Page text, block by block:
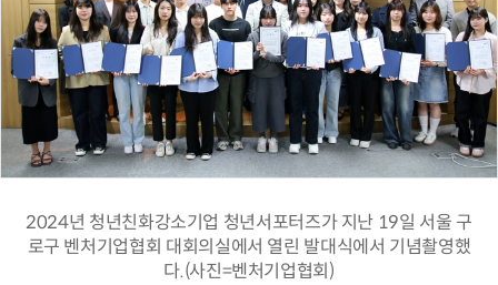
2024년 청년친화강소기업 청년서포터즈가 지난 19일 서울 구
로구 벤처기업협회 대회의실에서 열린 발대식에서 기념촬영했
다.(사진=벤처기업협회)